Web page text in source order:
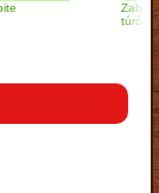
Zabpelyhes
túrógombóc